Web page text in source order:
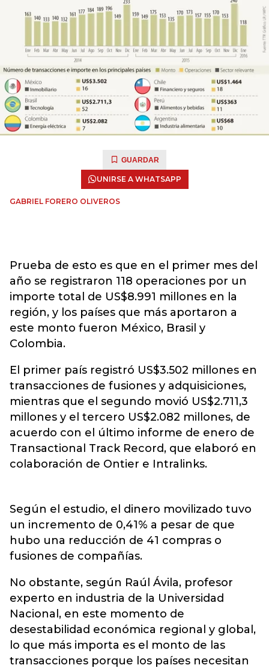
GUARDAR
UNIRSE A WHATSAPP
GABRIEL FORERO OLIVEROS
Prueba de esto es que en el primer mes del
año se registraron 118 operaciones por un
importe total de US$8.991 millones en la
región, y los países que más aportaron a
este monto fueron México, Brasil y
Colombia.
El primer país registró US$3.502 millones en
transacciones de fusiones y adquisiciones,
mientras que el segundo movió US$2.711,3
millones y el tercero US$2.082 millones, de
acuerdo con el último informe de enero de
Transactional Track Record, que elaboró en
colaboración de Ontier e Intralinks.
Según el estudio, el dinero movilizado tuvo
un incremento de 0,41% a pesar de que
hubo una reducción de 41 compras o
fusiones de compañías.
No obstante, según Raúl Ávila, profesor
experto en industria de la Universidad
Nacional, en este momento de
desestabilidad económica regional y global,
lo que más importa es el monto de las
transacciones porque los países necesitan